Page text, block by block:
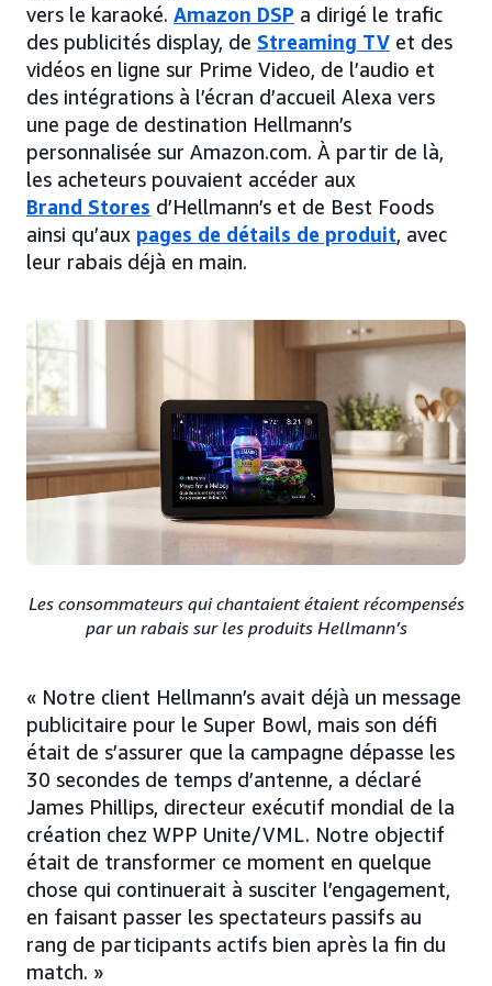
vers le karaoké. Amazon DSP a dirigé le trafic
des publicités display, de Streaming TV et des
vidéos en ligne sur Prime Video, de l’audio et
des intégrations à l’écran d’accueil Alexa vers
une page de destination Hellmann’s
personnalisée sur Amazon.com. À partir de là,
les acheteurs pouvaient accéder aux
Brand Stores d’Hellmann’s et de Best Foods
ainsi qu’aux pages de détails de produit, avec
leur rabais déjà en main.
Les consommateurs qui chantaient étaient récompensés
par un rabais sur les produits Hellmann’s
« Notre client Hellmann’s avait déjà un message
publicitaire pour le Super Bowl, mais son défi
était de s’assurer que la campagne dépasse les
30 secondes de temps d’antenne, a déclaré
James Phillips, directeur exécutif mondial de la
création chez WPP Unite/VML. Notre objectif
était de transformer ce moment en quelque
chose qui continuerait à susciter l’engagement,
en faisant passer les spectateurs passifs au
rang de participants actifs bien après la fin du
match. »